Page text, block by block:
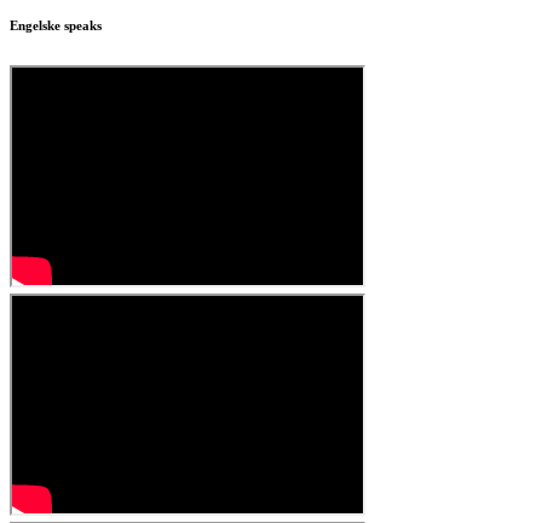
Engelske speaks